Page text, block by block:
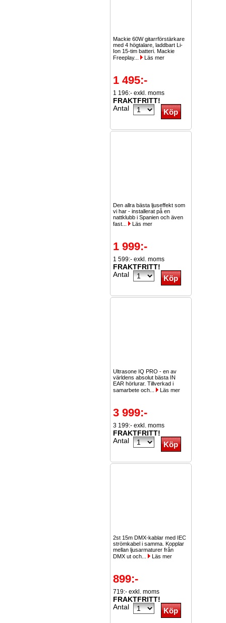
Mackie 60W gitarrförstärkare
med 4 högtalare, laddbart Li-
Ion 15-tim batteri. Mackie
Freeplay...
Läs mer
1 495:-
1 196:- exkl. moms
FRAKTFRITT!
Antal
Den allra bästa ljuseffekt som
vi har - installerat på en
nattklubb i Spanien och även
fast...
Läs mer
1 999:-
1 599:- exkl. moms
FRAKTFRITT!
Antal
Ultrasone IQ PRO - en av
världens absolut bästa IN
EAR hörlurar. Tillverkad i
samarbete och...
Läs mer
3 999:-
3 199:- exkl. moms
FRAKTFRITT!
Antal
2st 15m DMX-kablar med IEC
strömkabel i samma. Kopplar
mellan ljusarmaturer från
DMX ut och...
Läs mer
899:-
719:- exkl. moms
FRAKTFRITT!
Antal